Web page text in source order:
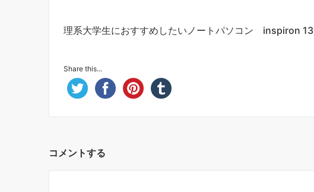
理系大学生におすすめしたいノートパソコン inspiron 13
Share this...
コメントする